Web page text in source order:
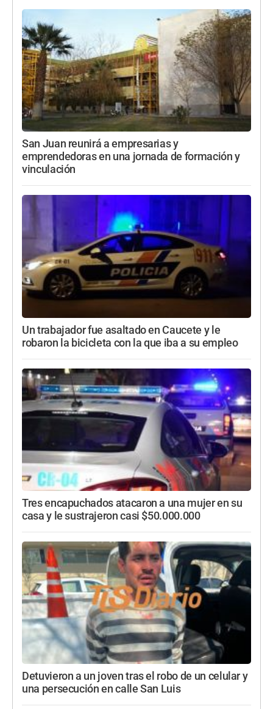
San Juan reunirá a empresarias y
emprendedoras en una jornada de formación y
vinculación
Un trabajador fue asaltado en Caucete y le
robaron la bicicleta con la que iba a su empleo
Tres encapuchados atacaron a una mujer en su
casa y le sustrajeron casi $50.000.000
Detuvieron a un joven tras el robo de un celular y
una persecución en calle San Luis